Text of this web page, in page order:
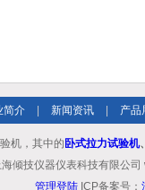
简介 新闻资讯 产品
机，其中的 卧式拉力试验机
倾技仪器仪表科技有限公
管理登陆 ICP备案号：